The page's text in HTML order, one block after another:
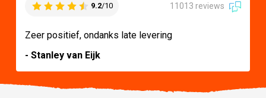
9.2/10 11013 reviews
Zeer positief, ondanks late levering
- Stanley van Eijk